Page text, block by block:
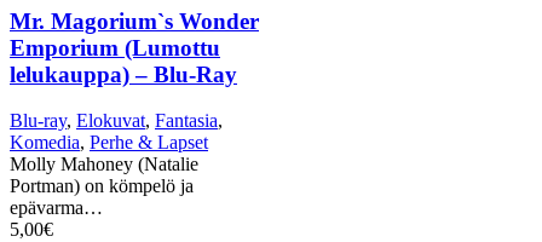
Mr. Magorium`s Wonder
Emporium (Lumottu
lelukauppa) – Blu-Ray
Blu-ray, Elokuvat, Fantasia,
Komedia, Perhe & Lapset
Molly Mahoney (Natalie
Portman) on kömpelö ja
epävarma…
5,00€